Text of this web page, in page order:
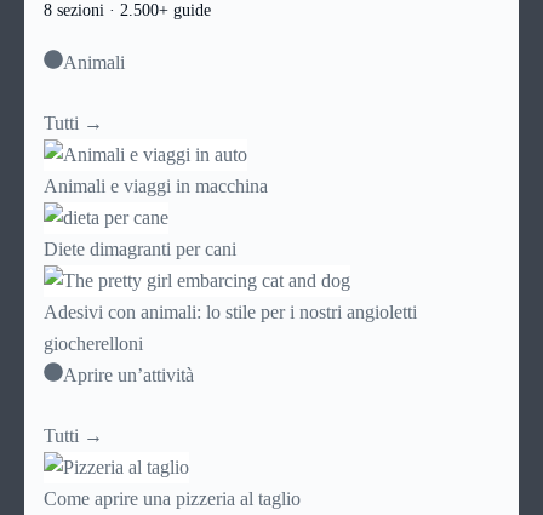
8 sezioni · 2.500+ guide
Animali
Tutti →
Animali e viaggi in macchina
Diete dimagranti per cani
Adesivi con animali: lo stile per i nostri angioletti
giocherelloni
Aprire un’attività
Tutti →
Come aprire una pizzeria al taglio